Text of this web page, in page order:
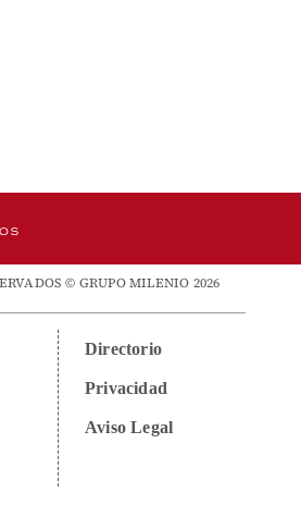
© GRUPO MILENIO 2026
Directorio
Privacidad
Aviso Legal